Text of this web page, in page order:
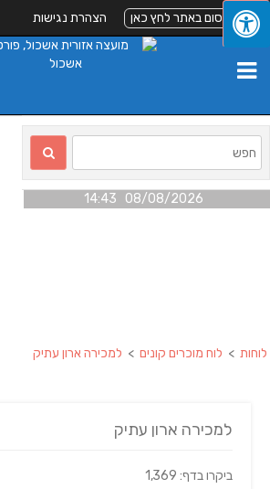
לפרסום באתר לחץ כאן הצהרת נגישות
08/08/2026 14:43
לוחות > לוח מוכרים קונים > למכירה ארון עתיק
למכירה ארון עתיק
ביקרו בדף: 1,369